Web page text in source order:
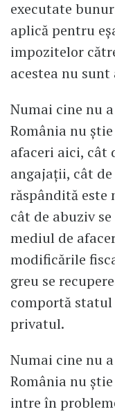
executate
aplică pentru
impozitelor
acestea nu
Numai cine nu
România nu
afaceri aici, cât
angajații, cât
răspândită
cât de abuziv
mediul de
modificările
greu se
comportă
privatul.
Numai cine nu
România nu
intre în